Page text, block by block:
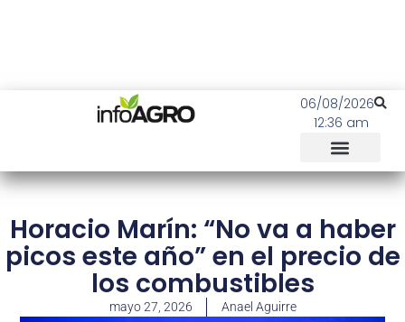
06/08/2026
12:36 am
Horacio Marín: “No va a haber
picos este año” en el precio de
los combustibles
mayo 27, 2026 Anael Aguirre